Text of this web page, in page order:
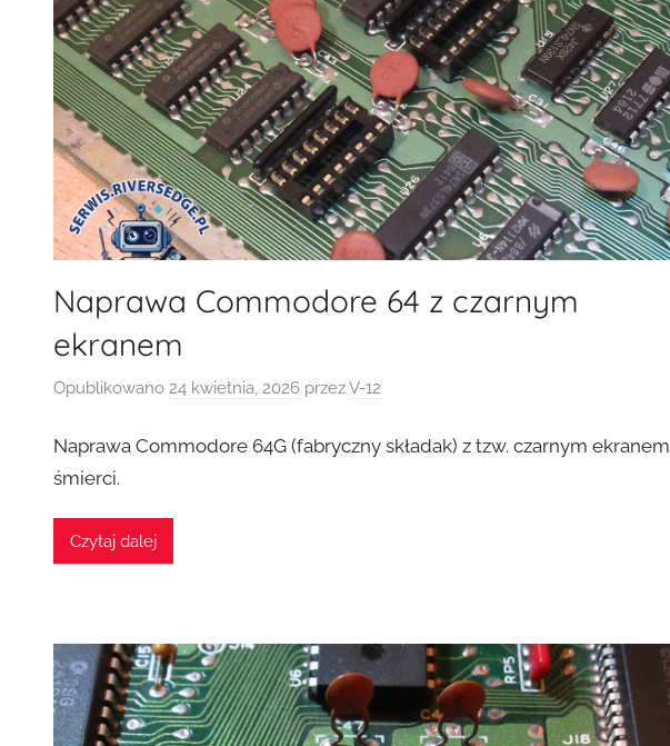
Naprawa Commodore 64 z czarnym
ekranem
Opublikowano 24 kwietnia, 2026 przezV-12
Naprawa Commodore 64G (fabryczny składak) z tzw. czarnym ekranem
śmierci.
Czytaj dalej